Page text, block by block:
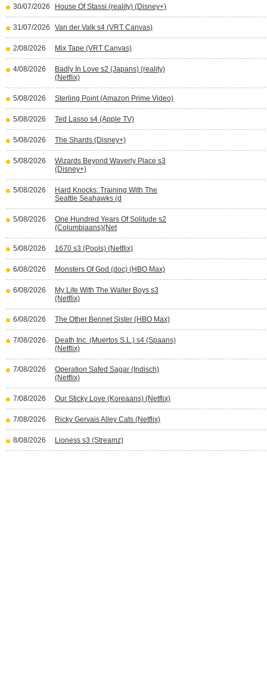
30/07/2026 House Of Stassi (reality) (Disney+)
31/07/2026 Van der Valk s4 (VRT Canvas)
2/08/2026 Mix Tape (VRT Canvas)
4/08/2026
Badly In Love s2 (Japans) (reality)
(Netflix)
5/08/2026 Sterling Point (Amazon Prime Video)
5/08/2026 Ted Lasso s4 (Apple TV)
5/08/2026 The Shards (Disney+)
5/08/2026
Wizards Beyond Waverly Place s3
(Disney+)
5/08/2026
Hard Knocks: Training With The
Seattle Seahawks (d
5/08/2026
One Hundred Years Of Solitude s2
(Columbiaans)(Net
5/08/2026 1670 s3 (Pools) (Netflix)
6/08/2026 Monsters Of God (doc) (HBO Max)
6/08/2026
My Life With The Walter Boys s3
(Netflix)
6/08/2026 The Other Bennet Sister (HBO Max)
7/08/2026
Death Inc. (Muertos S.L.) s4 (Spaans)
(Netflix)
7/08/2026
Operation Safed Sagar (Indisch)
(Netflix)
7/08/2026 Our Sticky Love (Koreaans) (Netflix)
7/08/2026 Ricky Gervais Alley Cats (Netflix)
8/08/2026 Lioness s3 (Streamz)